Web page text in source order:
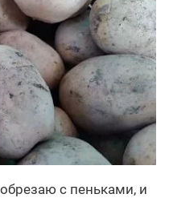
с пеньками, и